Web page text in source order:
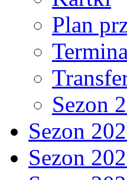
Plan
Sezon
Sezon
Sezon